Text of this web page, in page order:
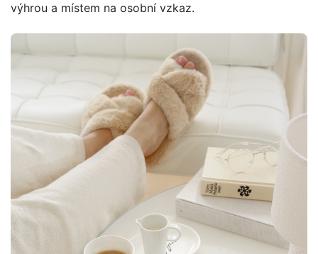
výhrou a místem na osobní vzkaz.